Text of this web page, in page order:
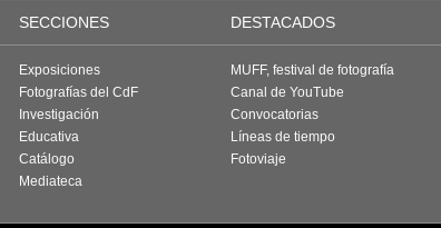
SECCIONES DESTACADOS
Exposiciones
Fotografías del CdF
Investigación
Educativa
Catálogo
Mediateca
MUFF, festival de fotografía
Canal de YouTube
Convocatorias
Líneas de tiempo
Fotoviaje